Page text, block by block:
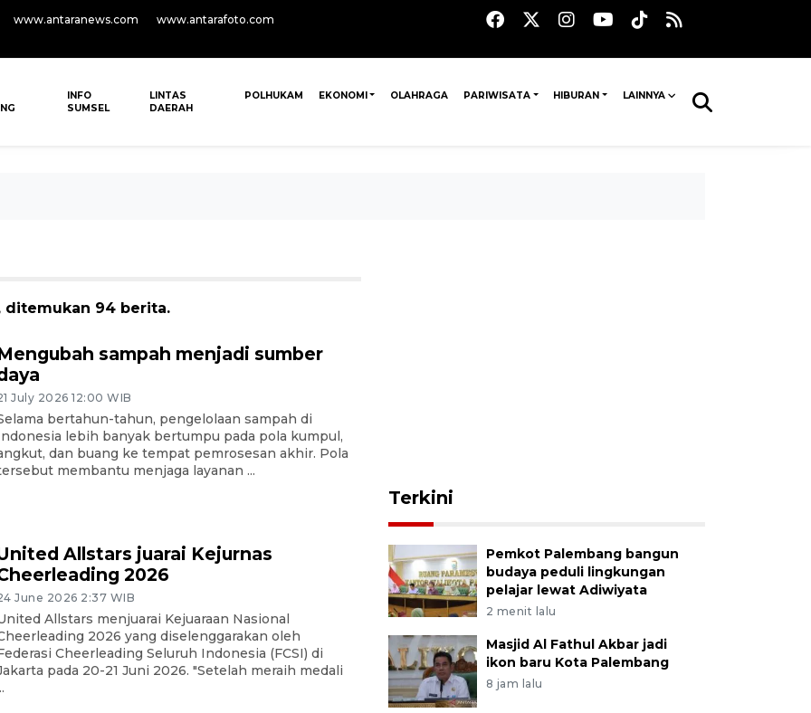
www.antaranews.com www.antarafoto.com
INFO
SUMSEL
LINTAS
DAERAH
POLHUKAM EKONOMI OLAHRAGA PARIWISATA HIBURAN LAINNYA
ditemukan 94 berita.
sampah menjadi sumber
July 2026 12:00 WIB
bertahun-tahun, pengelolaan sampah di
lebih banyak bertumpu pada pola kumpul,
dan buang ke tempat pemrosesan akhir. Pola
membantu menjaga layanan ...
Allstars juarai Kejurnas
2026
June 2026 2:37 WIB
Allstars menjuarai Kejuaraan Nasional
2026 yang diselenggarakan oleh
Cheerleading Seluruh Indonesia (FCSI) di
pada 20-21 Juni 2026. "Setelah meraih medali
Terkini
Pemkot Palembang bangun
budaya peduli lingkungan
pelajar lewat Adiwiyata
2 menit lalu
Masjid Al Fathul Akbar jadi
ikon baru Kota Palembang
8 jam lalu